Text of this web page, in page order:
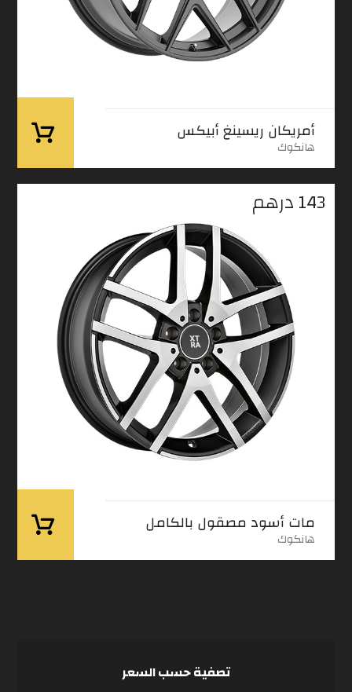
أمريكان ريسينغ أبيكس
هانكوك
مات أسود مصقول بالكامل
هانكوك
143درهم
تصفية حسب السعر